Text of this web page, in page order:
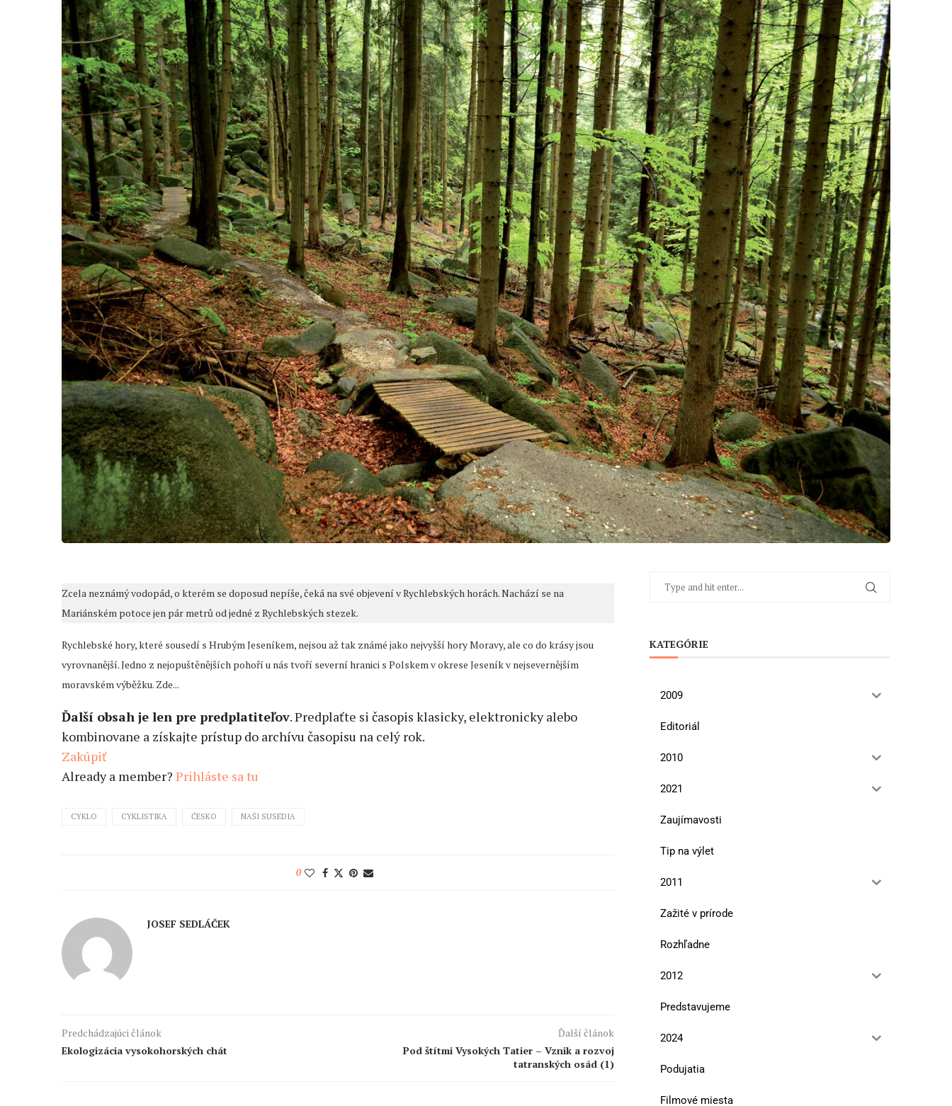
Zcela neznámý vodopád, o kterém se doposud nepíše, čeká na své objevení v Rychlebských horách. Nachází se na
Mariánském potoce jen pár metrů od jedné z Rychlebských stezek.
Rychlebské hory, které sousedí s Hrubým Jeseníkem, nejsou až tak známé jako nejvyšší hory Moravy, ale co do krásy jsou
vyrovnanější. Jedno z nejopuštěnějších pohoří u nás tvoří severní hranici s Polskem v okrese Jeseník v nejsevernějším
moravském výběžku. Zde...
Ďalší obsah je len pre predplatiteľov. Predplaťte si časopis klasicky, elektronicky alebo
kombinovane a získajte prístup do archívu časopisu na celý rok.
Zakúpiť
Already a member? Prihláste sa tu
CYKLO CYKLISTIKA ČESKO NAŠI SUSEDIA
0
JOSEF SEDLÁČEK
Predchádzajúci článok
Ekologizácia vysokohorských chát
Ďalší článok
Pod štítmi Vysokých Tatier – Vznik a rozvoj
tatranských osád (1)
KATEGÓRIE
2009
Editoriál
2010
2021
Zaujímavosti
Tip na výlet
2011
Zažité v prírode
Rozhľadne
2012
Predstavujeme
2024
Podujatia
Filmové miesta